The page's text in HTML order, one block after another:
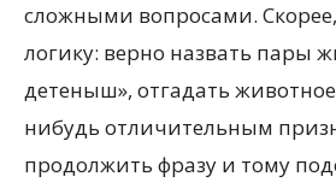
сложными вопросами.
логику: верно назвать пары
детеныш», отгадать
нибудь отличительным
продолжить фразу и тому